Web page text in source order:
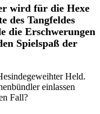
wird für die Hexe
des Tangfeldes
die Erschwerungen
Spielspaß der
Held.
einlassen
Fall?